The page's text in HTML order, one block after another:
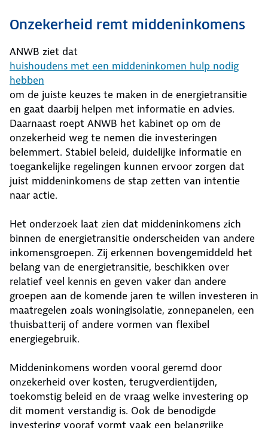
Onzekerheid remt middeninkomens
ANWB ziet dat
huishoudens met een middeninkomen hulp nodig
hebben
om de juiste keuzes te maken in de energietransitie
en gaat daarbij helpen met informatie en advies.
Daarnaast roept ANWB het kabinet op om de
onzekerheid weg te nemen die investeringen
belemmert. Stabiel beleid, duidelijke informatie en
toegankelijke regelingen kunnen ervoor zorgen dat
juist middeninkomens de stap zetten van intentie
naar actie.
Het onderzoek laat zien dat middeninkomens zich
binnen de energietransitie onderscheiden van andere
inkomensgroepen. Zij erkennen bovengemiddeld het
belang van de energietransitie, beschikken over
relatief veel kennis en geven vaker dan andere
groepen aan de komende jaren te willen investeren in
maatregelen zoals woningisolatie, zonnepanelen, een
thuisbatterij of andere vormen van flexibel
energiegebruik.
Middeninkomens worden vooral geremd door
onzekerheid over kosten, terugverdientijden,
toekomstig beleid en de vraag welke investering op
dit moment verstandig is. Ook de benodigde
investering vooraf vormt vaak een belangrijke